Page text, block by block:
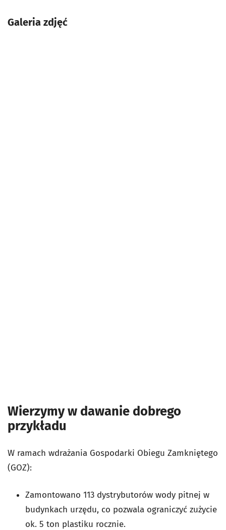
Galeria zdjęć
Wierzymy w dawanie dobrego
przykładu
W ramach wdrażania Gospodarki Obiegu Zamkniętego
(GOZ):
Zamontowano 113 dystrybutorów wody pitnej w
budynkach urzędu, co pozwala ograniczyć zużycie
ok. 5 ton plastiku rocznie.